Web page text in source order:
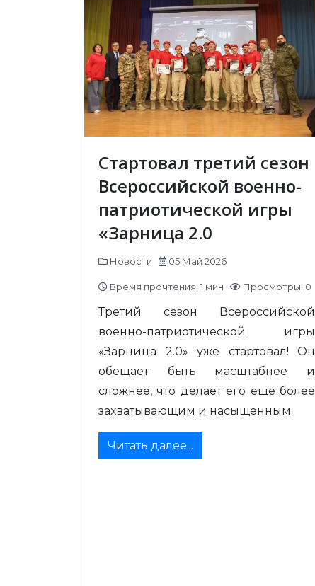
Стартовал третий сезон
Всероссийской военно-
патриотической игры
«Зарница 2.0
Новости 05 Май 2026
Время прочтения: 1 мин Просмотры: 0
Третий сезон Всероссийской
военно-патриотической игры
«Зарница 2.0» уже стартовал! Он
обещает быть масштабнее и
сложнее, что делает его еще более
захватывающим и насыщенным.
Читать далее...